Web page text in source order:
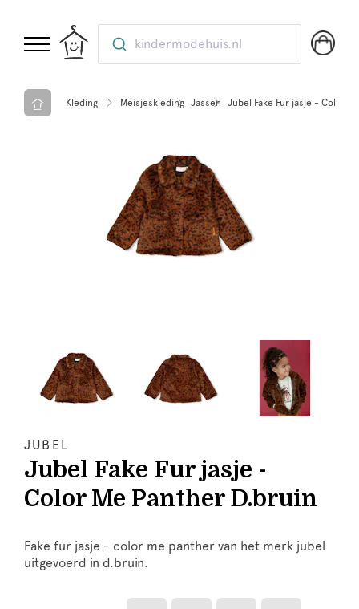
kindermodehuis.nl
Kleding Meisjeskleding Jassen Jubel Fake Fur jasje - Color
JUBEL
Jubel Fake Fur jasje -
Color Me Panther D.bruin
Fake fur jasje - color me panther van het merk jubel
uitgevoerd in d.bruin.